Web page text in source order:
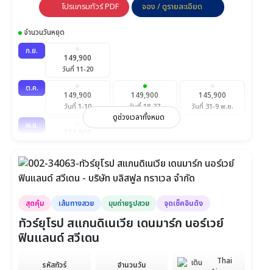
โปรแกรมทัวร์ PDF จอง / ดูรายละเอียด
จำนวนวันหยุด
ก.ย.
149,900
วันที่ 11-20
ต.ค.
149,900
วันที่ 1-10
149,900
วันที่ 18-27
145,900
วันที่ 31-9 พ.ย.
พ.ย.
ธ.ค.
169,900
วันที่ 25-3 ม.ค.
ม.ค.
145,900
วันที่ 22-31
ก.พ.
145,900
ดูช่วงเวลาทั้งหมด
สุดคุ้ม เส้นทางสวย มุมถ่ายรูปสวย จุดเช็คอินดัง
ทัวร์ยุโรป สแกนดิเนเวีย เดนมาร์ก นอร์เวย์
ฟินแลนด์ สวีเดน
รหัสทัวร์ จำนวนวัน
Thai